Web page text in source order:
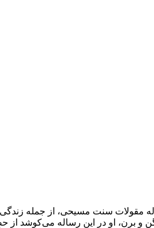
مقولات سنت مسیحی، از جمله
و برن، او در این رساله می‌کوشد از